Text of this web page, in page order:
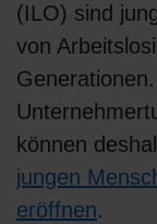
(ILO) sind
von
können
jungen
eröffnen.